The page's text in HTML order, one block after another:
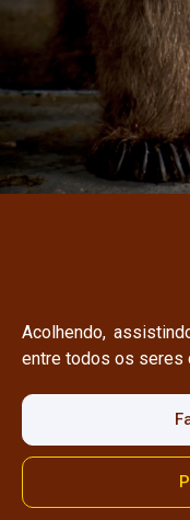
Acolhendo,
entre todos os seres